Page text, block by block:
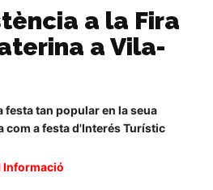
a la Fira
a Vila-
festa tan popular en la seua
com a festa d'Interés Turístic
Informació